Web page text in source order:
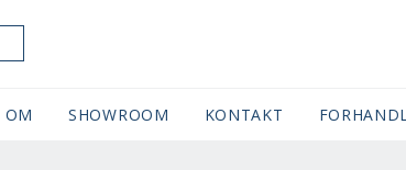
OM SHOWROOM (CURRENT)
KONTAKT